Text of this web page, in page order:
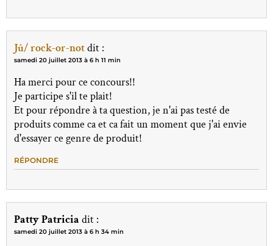
Jû/ rock-or-notdit :
samedi 20 juillet 2013 à 6 h 11 min
Ha merci pour ce concours!!
Je participe s'il te plait!
Et pour répondre à ta question, je n'ai pas testé de
produits comme ca et ca fait un moment que j'ai envie
d'essayer ce genre de produit!
RÉPONDRE
Patty Patricia dit :
samedi 20 juillet 2013 à 6 h 34 min